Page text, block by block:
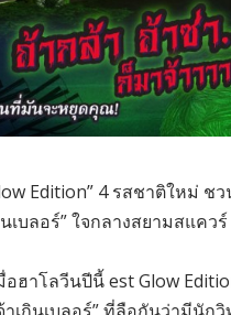
Edition” 4 รสชาติใหม่ ช
บลอร์” ใจกลางสยามสแควร์
ฮาโลวีนปีนี้ est Glow